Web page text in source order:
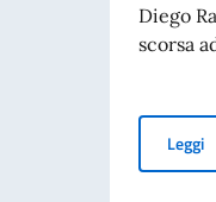
Diego
scorsa
Leggi